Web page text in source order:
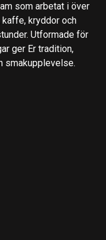
som arbetat i över
kaffe, kryddor och
Utformade för
ger Er tradition,
smakupplevelse.